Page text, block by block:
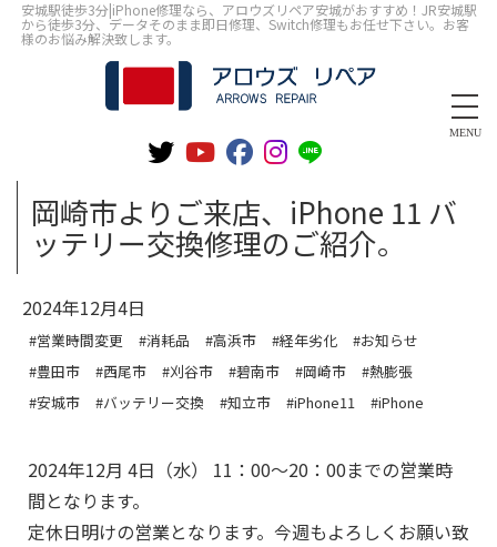
安城駅徒歩3分|iPhone修理なら、アロウズリペア安城がおすすめ！JR安城駅
から徒歩3分、データそのまま即日修理、Switch修理もお任せ下さい。お客
様のお悩み解決致します。
MENU
岡崎市よりご来店、iPhone 11 バ
ッテリー交換修理のご紹介。
2024年12月4日
#営業時間変更 #消耗品 #高浜市 #経年劣化
#お知らせ
#豊田市
#西尾市 #刈谷市 #碧南市 #岡崎市
#熱膨張
#安城市
#バッテリー交換 #知立市 #iPhone11 #iPhone
2024年12月 4日（水） 11：00～20：00までの営業時
間となります。
定休日明けの営業となります。今週もよろしくお願い致